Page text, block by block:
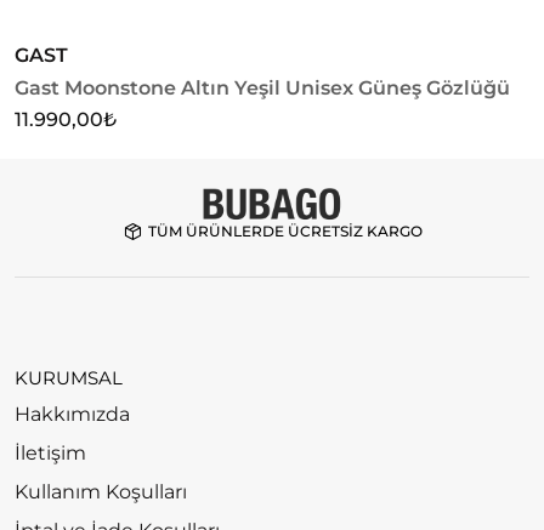
GAST
Gast Moonstone Altın Yeşil Unisex Güneş Gözlüğü
11.990,00₺
TÜM ÜRÜNLERDE ÜCRETSİZ KARGO
KURUMSAL
Hakkımızda
İletişim
Kullanım Koşulları